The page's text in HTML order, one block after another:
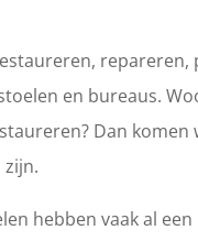
en bureaus.
Dan komen
hebben vaak al